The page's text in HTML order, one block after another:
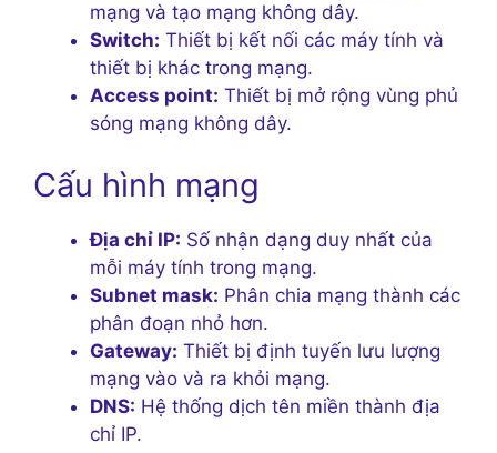
mạng và tạo mạng không dây.
Switch: Thiết bị kết nối các máy tính và
thiết bị khác trong mạng.
Access point: Thiết bị mở rộng vùng phủ
sóng mạng không dây.
Cấu hình mạng
Địa chỉ IP: Số nhận dạng duy nhất của
mỗi máy tính trong mạng.
Subnet mask: Phân chia mạng thành các
phân đoạn nhỏ hơn.
Gateway: Thiết bị định tuyến lưu lượng
mạng vào và ra khỏi mạng.
DNS: Hệ thống dịch tên miền thành địa
chỉ IP.